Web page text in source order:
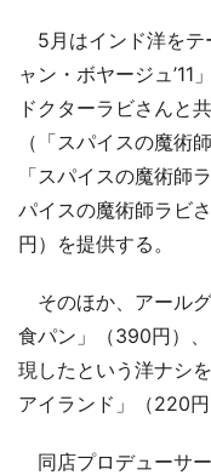
5月はインド洋をテ
ャン・ボヤージュ’11
ドクターラビさんと
（「スパイスの魔術
「スパイスの魔術師
パイスの魔術師ラビ
円）を提供する。
そのほか、アール
食パン」（390円）
現したという洋ナシ
アイランド」（220円
同店プロデューサ